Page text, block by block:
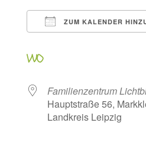
ZUM KALENDER
WO
Familienzentrum
Hauptstraße 56,
Landkreis Leipzig